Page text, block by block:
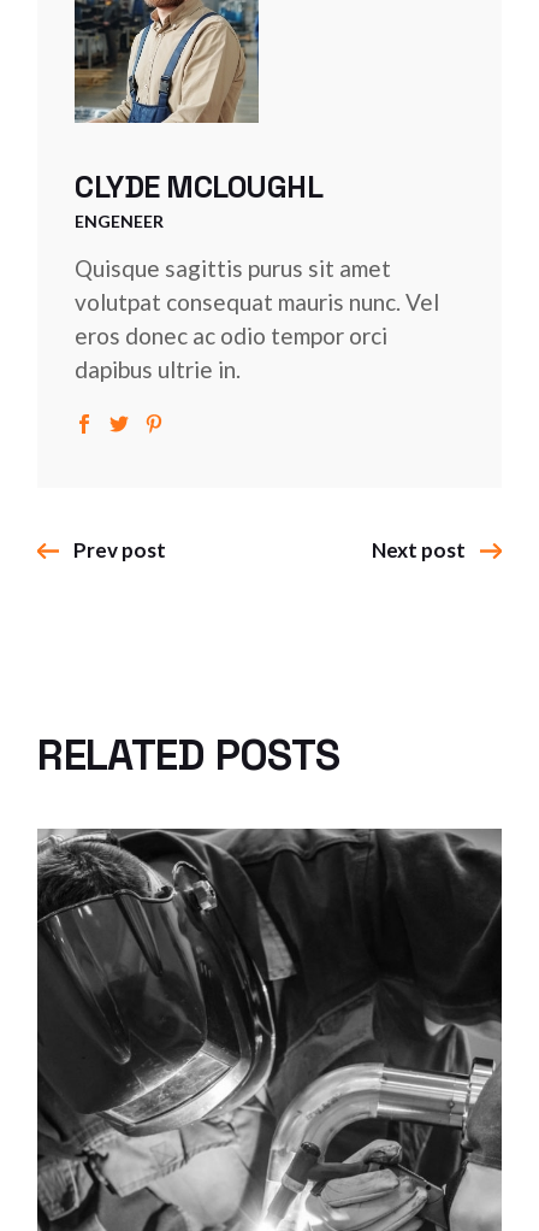
CLYDE MCLOUGHL
ENGENEER
Quisque sagittis purus sit amet
volutpat consequat mauris nunc. Vel
eros donec ac odio tempor orci
dapibus ultrie in.
Prev post Next post
RELATED POSTS